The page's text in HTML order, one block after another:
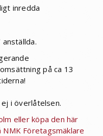
inredda
på ca 13
i överlåtelsen.
eller köpa den här
Företagsmäklare